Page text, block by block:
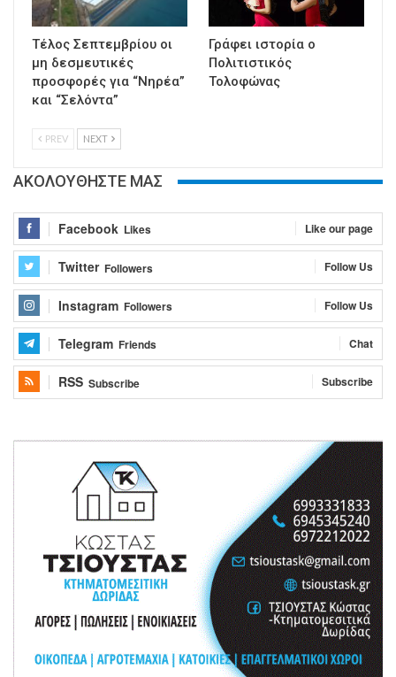
Τέλος Σεπτεμβρίου οι
μη δεσμευτικές
προσφορές για “Νηρέα”
και “Σελόντα”
Γράφει ιστορία ο
Πολιτιστικός
Τολοφώνας
PREV NEXT
ΑΚΟΛΟΥΘΗΣΤΕ ΜΑΣ
Facebook Likes Like our page
Twitter Followers Follow Us
Instagram Followers Follow Us
Telegram Friends Chat
RSS Subscribe Subscribe